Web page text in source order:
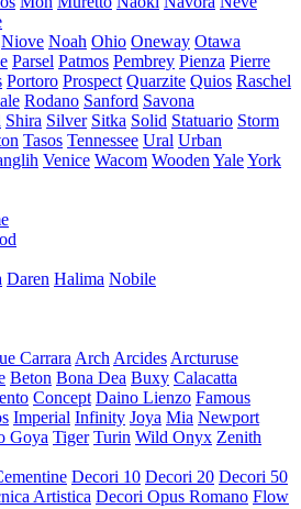
Niove Noah Ohio Oneway Otawa
Parsel Patmos Pembrey Pienza Pierre
Portoro Prospect Quarzite Quios Raschel
Rodano Sanford Savona
Shira Silver Sitka Solid Statuario Storm
Tasos Tennessee Ural Urban
Venice Wacom Wooden YaleYork
Daren Halima Nobile
Carrara Arch Arcides Arcturuse
Beton Bona Dea Buxy Calacatta
Concept Daino Lienzo Famous
Imperial Infinity Joya Mia Newport
Goya Tiger Turin Wild Onyx Zenith
Decori 10 Decori 20 Decori 50
Artistica Decori Opus Romano Flow